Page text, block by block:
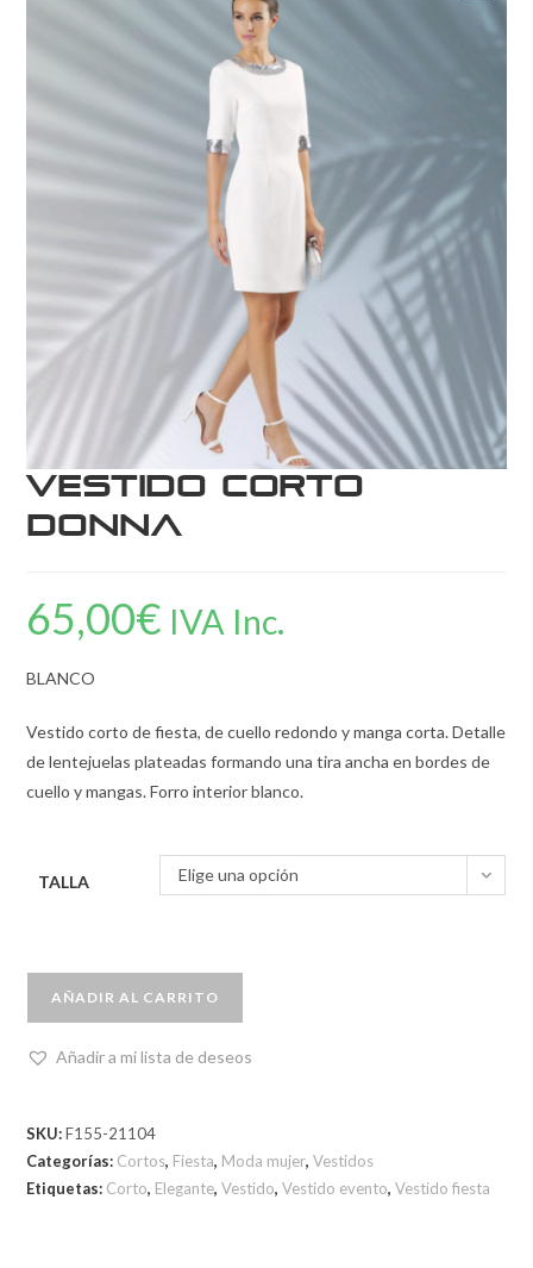
Vestido corto
Donna
65,00€ IVA Inc.
BLANCO
Vestido corto de fiesta, de cuello redondo y manga corta. Detalle
de lentejuelas plateadas formando una tira ancha en bordes de
cuello y mangas. Forro interior blanco.
TALLA Elige una opción
AÑADIR AL CARRITO
Añadir a mi lista de deseos
SKU:F155-21104
Categorías: Cortos, Fiesta, Moda mujer,Vestidos
Etiquetas: Corto, Elegante,Vestido,Vestido evento,Vestido fiesta